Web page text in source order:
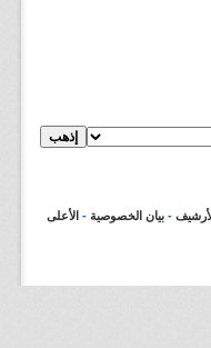
- بيان الخصوصية - الأعلى